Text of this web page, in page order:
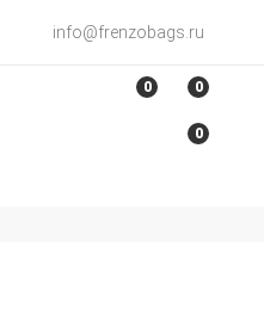
info@frenzobags.ru
0 0
0